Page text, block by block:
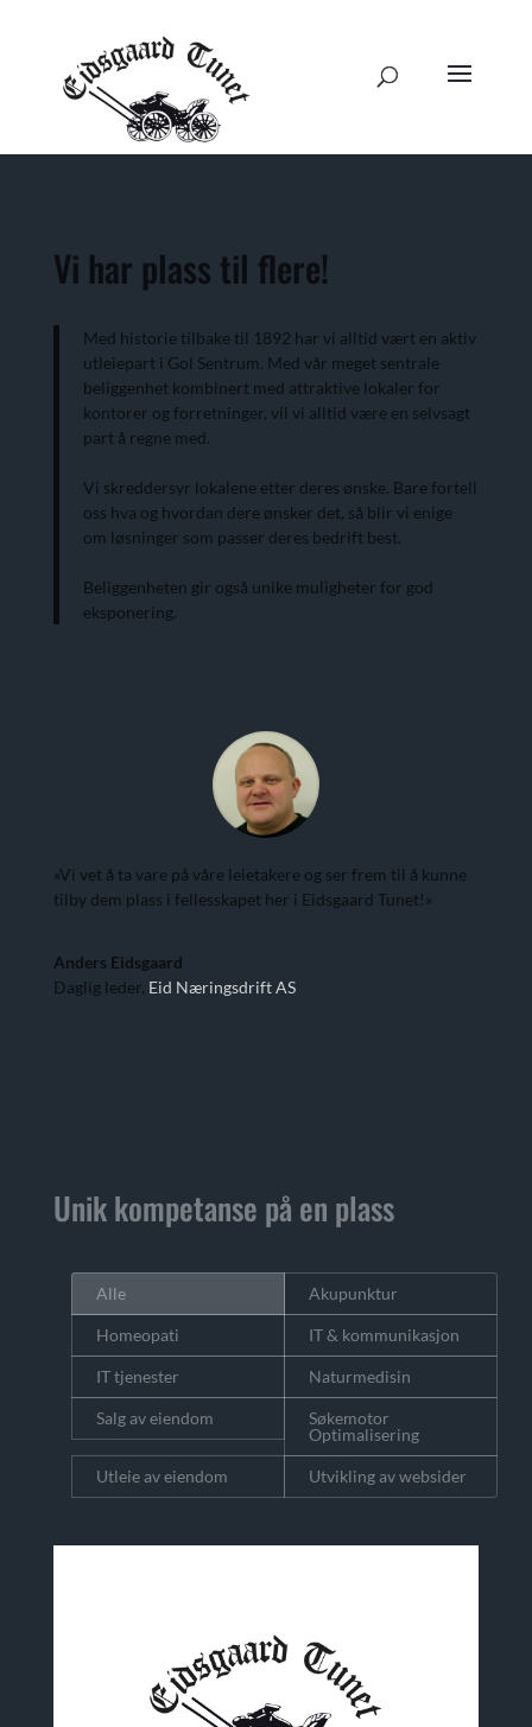
Vi har plass til flere!
Med historie tilbake til 1892 har vi alltid vært en aktiv
utleiepart i Gol Sentrum. Med vår meget sentrale
beliggenhet kombinert med attraktive lokaler for
kontorer og forretninger, vil vi alltid være en selvsagt
part å regne med.
Vi skreddersyr lokalene etter deres ønske. Bare fortell
oss hva og hvordan dere ønsker det, så blir vi enige
om løsninger som passer deres bedrift best.
Beliggenheten gir også unike muligheter for god
eksponering.
«Vi vet å ta vare på våre leietakere og ser frem til å kunne
tilby dem plass i fellesskapet her i Eidsgaard Tunet!»
Anders Eidsgaard
Daglig leder, Eid Næringsdrift AS
Unik kompetanse på en plass
Alle Akupunktur
Homeopati IT & kommunikasjon
IT tjenester Naturmedisin
Salg av eiendom
Søkemotor
Optimalisering
Utleie av eiendom Utvikling av websider